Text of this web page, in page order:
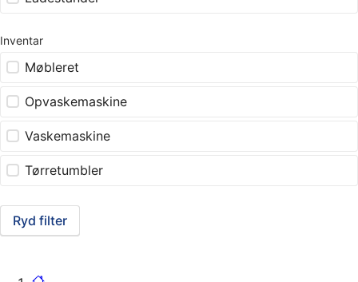
Inventar
Møbleret
Opvaskemaskine
Vaskemaskine
Tørretumbler
Ryd filter